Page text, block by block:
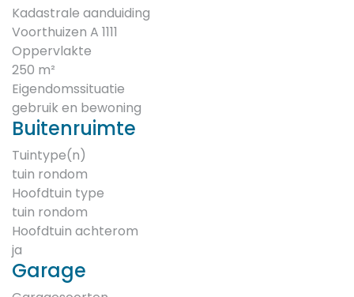
Kadastrale aanduiding
Voorthuizen A 1111
Oppervlakte
250 m²
Eigendomssituatie
gebruik en bewoning
Buitenruimte
Tuintype(n)
tuin rondom
Hoofdtuin type
tuin rondom
Hoofdtuin achterom
ja
Garage